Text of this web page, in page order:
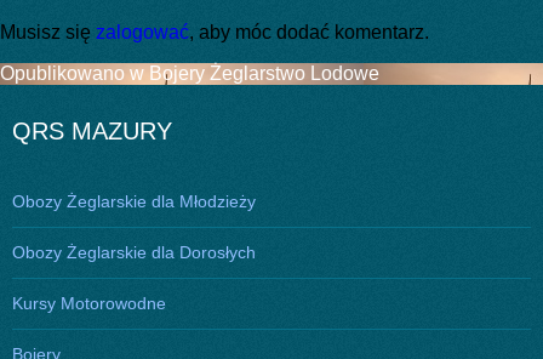
Musisz się zalogować, aby móc dodać komentarz.
Nawigacja
Opublikowano w Bojery Żeglarstwo Lodowe
QRS MAZURY
Obozy Żeglarskie dla Młodzieży
Obozy Żeglarskie dla Dorosłych
Kursy Motorowodne
Bojery